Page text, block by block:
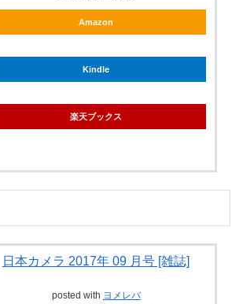
Amazon
Kindle
楽天ブックス
日本カメラ 2017年 09 月号 [雑誌]
posted with ヨメレバ